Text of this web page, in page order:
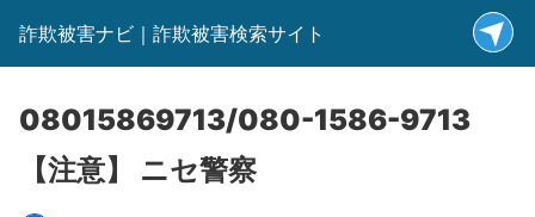
詐欺被害ナビ｜詐欺被害検索サイト
08015869713/080-1586-9713
【注意】 ニセ警察